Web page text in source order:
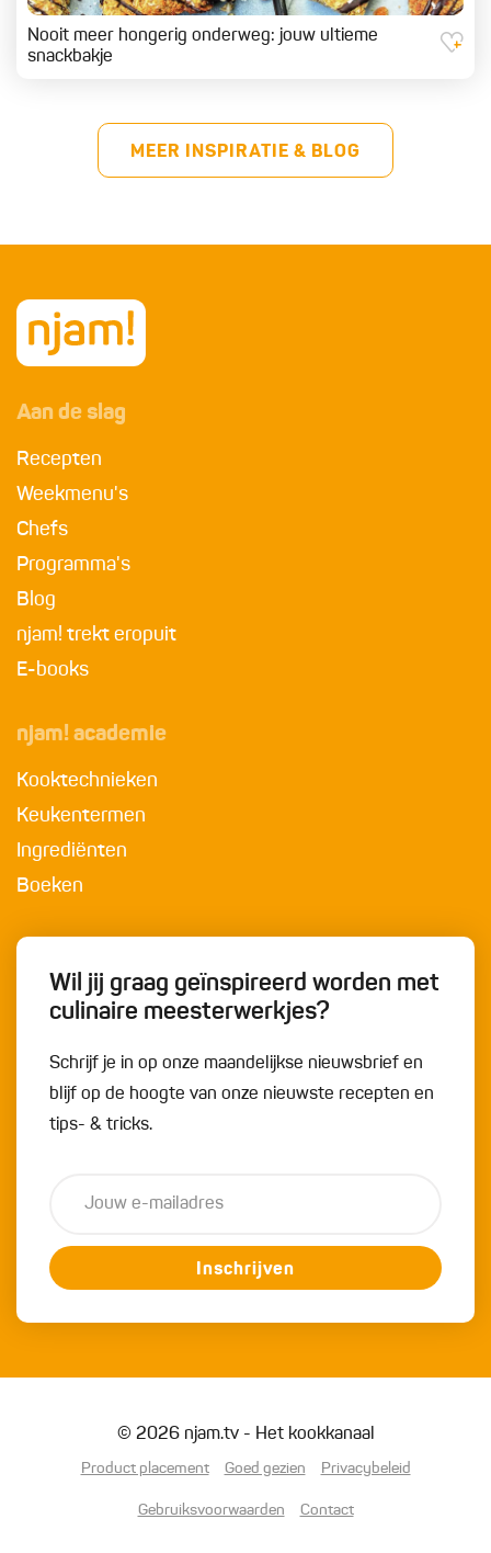
Nooit meer hongerig onderweg: jouw ultieme
snackbakje
MEER INSPIRATIE & BLOG
Aan de slag
Recepten
Weekmenu's
Chefs
Programma's
Blog
njam! trekt eropuit
E-books
njam! academie
Kooktechnieken
Keukentermen
Ingrediënten
Boeken
Wil jij graag geïnspireerd worden met
culinaire meesterwerkjes?
Schrijf je in op onze maandelijkse nieuwsbrief en
blijf op de hoogte van onze nieuwste recepten en
tips- & tricks.
Inschrijven
© 2026 njam.tv - Het kookkanaal
Product placement Goed gezien Privacybeleid
Gebruiksvoorwaarden Contact